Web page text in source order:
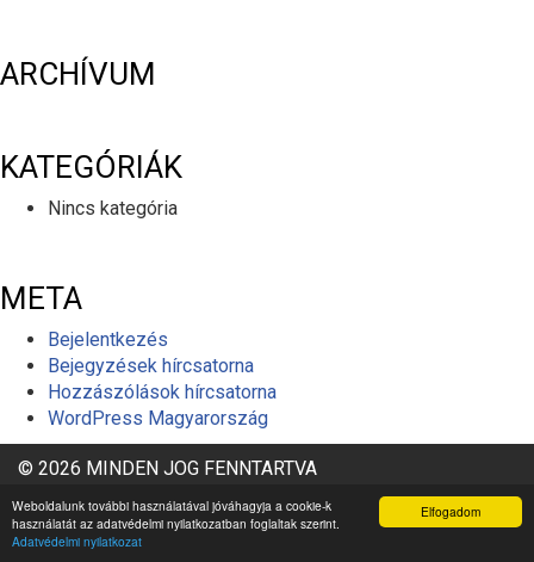
Elfogadom
Weboldalunk további használatával jóváhagyja a cookie-k
használatát az adatvédelmi nyilatkozatban foglaltak szerint.
Adatvédelmi nyilatkozat
ARCHÍVUM
KATEGÓRIÁK
Nincs kategória
META
Bejelentkezés
Bejegyzések hírcsatorna
Hozzászólások hírcsatorna
WordPress Magyarország
© 2026 MINDEN JOG FENNTARTVA
ÁSZF
ADATKEZELÉSI TÁJÉKOZTATÓ Médiaajánlat